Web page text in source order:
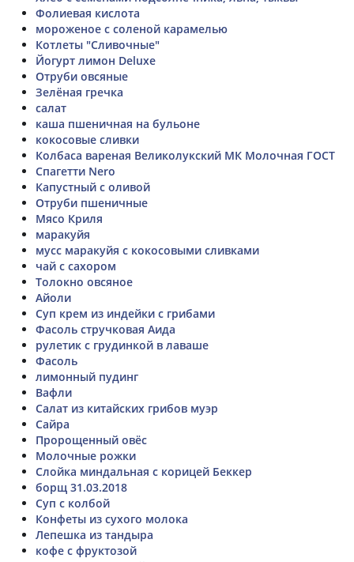
Фолиевая кислота
мороженое с соленой карамелью
Котлеты "Сливочные"
Йогурт лимон Deluxe
Отруби овсяные
Зелёная гречка
салат
каша пшеничная на бульоне
кокосовые сливки
Колбаса вареная Великолукский МК Молочная ГОСТ
Спагетти Nero
Капустный с оливой
Отруби пшеничные
Мясо Криля
маракуйя
мусс маракуйя с кокосовыми сливками
чай с сахором
Толокно овсяное
Айоли
Суп крем из индейки с грибами
Фасоль стручковая Аида
рулетик с грудинкой в лаваше
Фасоль
лимонный пудинг
Вафли
Салат из китайских грибов муэр
Сайра
Пророщенный овёс
Молочные рожки
Слойка миндальная с корицей Беккер
борщ 31.03.2018
Суп с колбой
Конфеты из сухого молока
Лепешка из тандыра
кофе с фруктозой